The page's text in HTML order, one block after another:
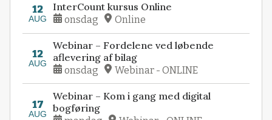
12
AUG
InterCount kursus Online
onsdag Online
12
AUG
Webinar – Fordelene ved løbende
aflevering af bilag
onsdag Webinar - ONLINE
17
AUG
Webinar – Kom i gang med digital
bogføring